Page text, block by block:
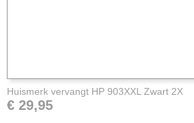
Huismerk vervangt HP 903XXL Zwart 2X
€ 29,95